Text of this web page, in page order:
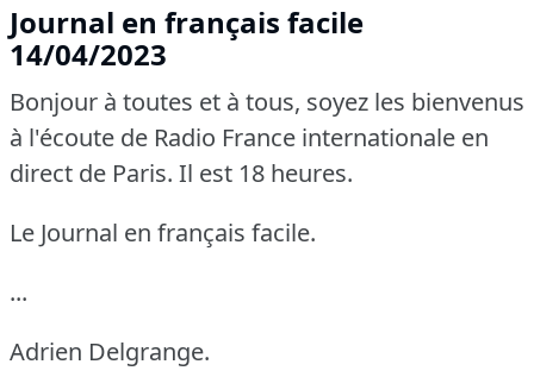
Journal en français facile
14/04/2023
Bonjour à toutes et à tous, soyez les bienvenus
à l'écoute de Radio France internationale en
direct de Paris. Il est 18 heures.
Le Journal en français facile.
...
Adrien Delgrange.